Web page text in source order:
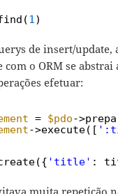
1)
de insert/update,
o ORM se abstrai
efetuar:
= $pdo-
->execute([
'title' :